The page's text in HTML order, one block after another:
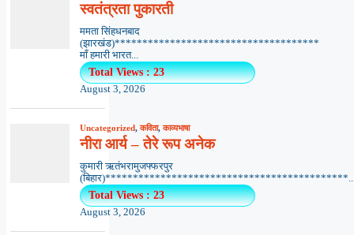
स्वतंत्रता पुकारती
ममता सिंहधनबाद
(झारखंड)*************************************
माँ हमारी भारत...
Total Views : 23
August 3, 2026
Uncategorized,कविता,काव्यभाषा
नीरा आर्य – तेरे रूप अनेक
कुमारी ऋतंभरामुजफ्फरपुर
Total Views : 23
August 3, 2026